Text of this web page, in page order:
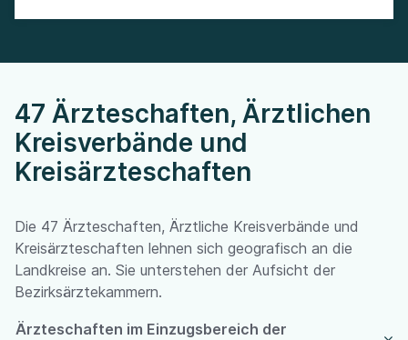
47 Ärzteschaften, Ärztlichen
Kreisverbände und
Kreisärzteschaften
Die 47 Ärzteschaften, Ärztliche Kreisverbände und
Kreisärzteschaften lehnen sich geografisch an die
Landkreise an. Sie unterstehen der Aufsicht der
Bezirksärztekammern.
Ärzteschaften im Einzugsbereich der